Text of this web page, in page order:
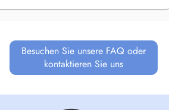
Besuchen Sie unsere FAQ oder
kontaktieren Sie uns